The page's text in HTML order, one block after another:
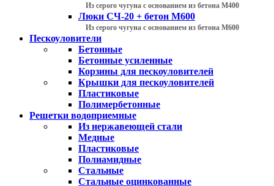
Из серого чугуна с основанием из бетона М400
Люки СЧ-20 + бетон М600
Из серого чугуна с основанием из бетона М600
Пескоуловители
Бетонные
Бетонные усиленные
Корзины для пескоуловителей
Крышки для пескоуловителей
Пластиковые
Полимербетонные
Решетки водоприемные
Из нержавеющей стали
Медные
Пластиковые
Полиамидные
Стальные
Стальные оцинкованные